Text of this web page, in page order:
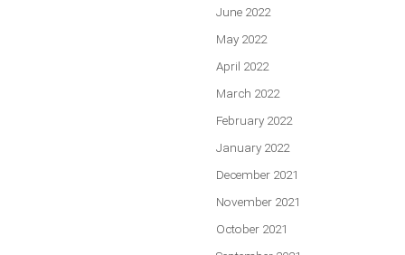
June 2022
May 2022
April 2022
March 2022
February 2022
January 2022
December 2021
November 2021
October 2021